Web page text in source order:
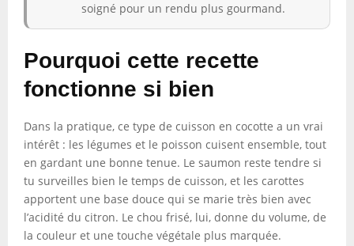
soigné pour un rendu plus gourmand.
Pourquoi cette recette
fonctionne si bien
Dans la pratique, ce type de cuisson en cocotte a un vrai
intérêt : les légumes et le poisson cuisent ensemble, tout
en gardant une bonne tenue. Le saumon reste tendre si
tu surveilles bien le temps de cuisson, et les carottes
apportent une base douce qui se marie très bien avec
l’acidité du citron. Le chou frisé, lui, donne du volume, de
la couleur et une touche végétale plus marquée.